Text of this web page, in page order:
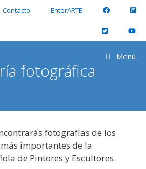
Contacto EnterARTE
Menú
fotográfica
fotografías de los
importantes de la
de Pintores y Escultores.